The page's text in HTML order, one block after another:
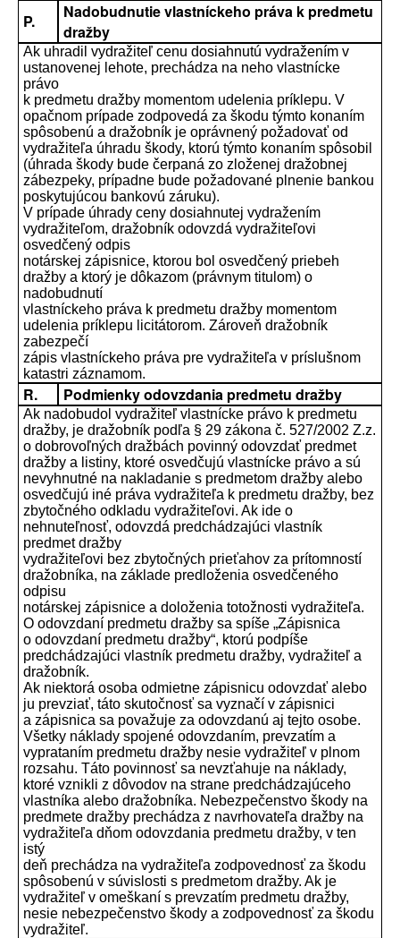
P.
Nadobudnutie vlastníckeho práva k predmetu
dražby
Ak uhradil vydražiteľ cenu dosiahnutú vydražením v
ustanovenej lehote, prechádza na neho vlastnícke
právo
k predmetu dražby momentom udelenia príklepu. V
opačnom prípade zodpovedá za škodu týmto konaním
spôsobenú a dražobník je oprávnený požadovať od
vydražiteľa úhradu škody, ktorú týmto konaním spôsobil
(úhrada škody bude čerpaná zo zloženej dražobnej
zábezpeky, prípadne bude požadované plnenie bankou
poskytujúcou bankovú záruku).
V prípade úhrady ceny dosiahnutej vydražením
vydražiteľom, dražobník odovzdá vydražiteľovi
osvedčený odpis
notárskej zápisnice, ktorou bol osvedčený priebeh
dražby a ktorý je dôkazom (právnym titulom) o
nadobudnutí
vlastníckeho práva k predmetu dražby momentom
udelenia príklepu licitátorom. Zároveň dražobník
zabezpečí
zápis vlastníckeho práva pre vydražiteľa v príslušnom
katastri záznamom.
R. Podmienky odovzdania predmetu dražby
Ak nadobudol vydražiteľ vlastnícke právo k predmetu
dražby, je dražobník podľa § 29 zákona č. 527/2002 Z.z.
o dobrovoľných dražbách povinný odovzdať predmet
dražby a listiny, ktoré osvedčujú vlastnícke právo a sú
nevyhnutné na nakladanie s predmetom dražby alebo
osvedčujú iné práva vydražiteľa k predmetu dražby, bez
zbytočného odkladu vydražiteľovi. Ak ide o
nehnuteľnosť, odovzdá predchádzajúci vlastník
predmet dražby
vydražiteľovi bez zbytočných prieťahov za prítomností
dražobníka, na základe predloženia osvedčeného
odpisu
notárskej zápisnice a doloženia totožnosti vydražiteľa.
O odovzdaní predmetu dražby sa spíše „Zápisnica
o odovzdaní predmetu dražby“, ktorú podpíše
predchádzajúci vlastník predmetu dražby, vydražiteľ a
dražobník.
Ak niektorá osoba odmietne zápisnicu odovzdať alebo
ju prevziať, táto skutočnosť sa vyznačí v zápisnici
a zápisnica sa považuje za odovzdanú aj tejto osobe.
Všetky náklady spojené odovzdaním, prevzatím a
vyprataním predmetu dražby nesie vydražiteľ v plnom
rozsahu. Táto povinnosť sa nevzťahuje na náklady,
ktoré vznikli z dôvodov na strane predchádzajúceho
vlastníka alebo dražobníka. Nebezpečenstvo škody na
predmete dražby prechádza z navrhovateľa dražby na
vydražiteľa dňom odovzdania predmetu dražby, v ten
istý
deň prechádza na vydražiteľa zodpovednosť za škodu
spôsobenú v súvislosti s predmetom dražby. Ak je
vydražiteľ v omeškaní s prevzatím predmetu dražby,
nesie nebezpečenstvo škody a zodpovednosť za škodu
vydražiteľ.